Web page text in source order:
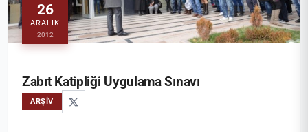
26
ARALIK
2012
Zabıt Katipliği Uygulama Sınavı
ARŞIV